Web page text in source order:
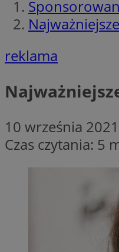
reklama
10 września
Czas czytania: 5